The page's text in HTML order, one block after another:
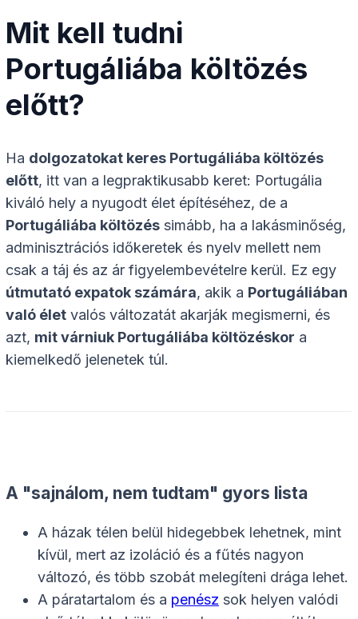
Mit kell tudni
Portugáliába költözés
előtt?
Ha dolgozatokat keres Portugáliába költözés
előtt, itt van a legpraktikusabb keret: Portugália
kiváló hely a nyugodt élet építéséhez, de a
Portugáliába költözés simább, ha a lakásminőség,
adminisztrációs időkeretek és nyelv mellett nem
csak a táj és az ár figyelembevételre kerül. Ez egy
útmutató expatok számára, akik a Portugáliában
való élet valós változatát akarják megismerni, és
azt, mit várniuk Portugáliába költözéskor a
kiemelkedő jelenetek túl.
A "sajnálom, nem tudtam" gyors lista
A házak télen belül hidegebbek lehetnek, mint
kívül, mert az izoláció és a fűtés nagyon
változó, és több szobát melegíteni drága lehet.
A páratartalom és a penész sok helyen valódi